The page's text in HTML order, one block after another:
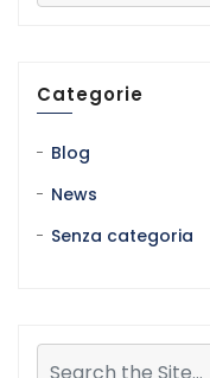
Categorie
Blog
News
Senza categoria